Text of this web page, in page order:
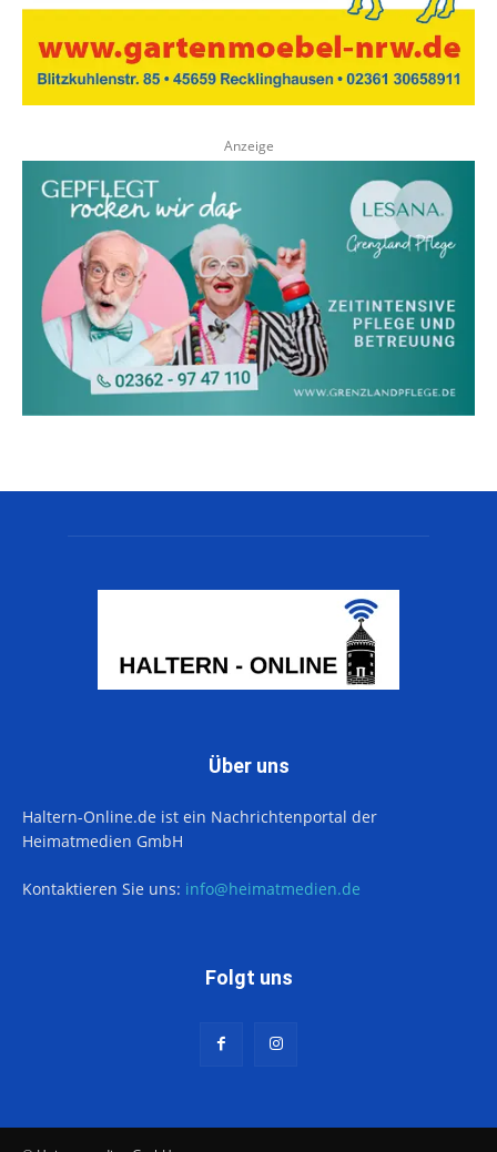
Über uns
Haltern-Online.de ist ein Nachrichtenportal der
Heimatmedien GmbH
Kontaktieren Sie uns: info@heimatmedien.de
Folgt uns